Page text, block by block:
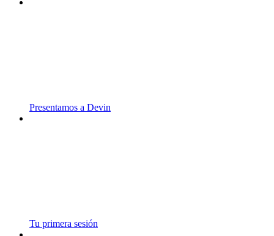
Presentamos a Devin
Tu primera sesión